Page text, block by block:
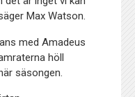
Max Watson.
med Amadeus
höll
säsongen.